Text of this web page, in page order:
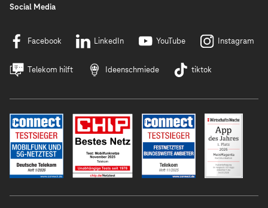
Social Media
Facebook LinkedIn YouTube Instagram
Telekom hilft Ideenschmiede tiktok